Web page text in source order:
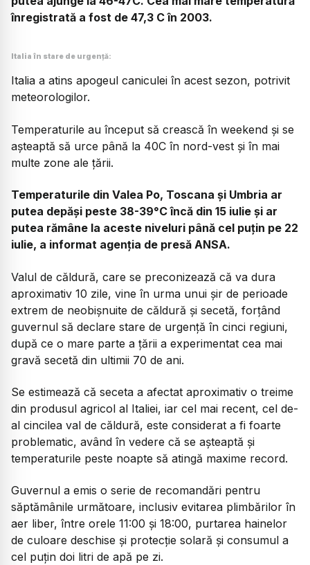
înregistrată a fost de 47,3 C în 2003.
Italia în stare de urgență:
Italia a atins apogeul caniculei în acest sezon, potrivit
meteorologilor.
Temperaturile au început să crească în weekend și se
așteaptă să urce până la 40C în nord-vest și în mai
multe zone ale țării.
Temperaturile din Valea Po, Toscana și Umbria ar
putea depăși peste 38-39°C încă din 15 iulie și ar
putea rămâne la aceste niveluri până cel puțin pe 22
iulie, a informat agenția de presă ANSA.
Valul de căldură, care se preconizează că va dura
aproximativ 10 zile, vine în urma unui șir de perioade
extrem de neobișnuite de căldură și secetă, forțând
guvernul să declare stare de urgență în cinci regiuni,
după ce o mare parte a țării a experimentat cea mai
gravă secetă din ultimii 70 de ani.
Se estimează că seceta a afectat aproximativ o treime
din produsul agricol al Italiei, iar cel mai recent, cel de-
al cincilea val de căldură, este considerat a fi foarte
problematic, având în vedere că se așteaptă și
temperaturile peste noapte să atingă maxime record.
Guvernul a emis o serie de recomandări pentru
săptămânile următoare, inclusiv evitarea plimbărilor în
aer liber, între orele 11:00 și 18:00, purtarea hainelor
de culoare deschise și protecție solară și consumul a
cel puțin doi litri de apă pe zi.